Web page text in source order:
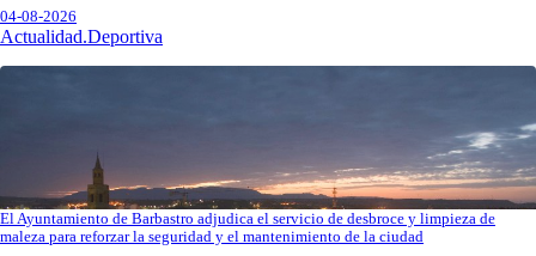
04-08-2026
Actualidad.Deportiva
El Ayuntamiento de Barbastro adjudica el servicio de desbroce y limpieza de
maleza para reforzar la seguridad y el mantenimiento de la ciudad